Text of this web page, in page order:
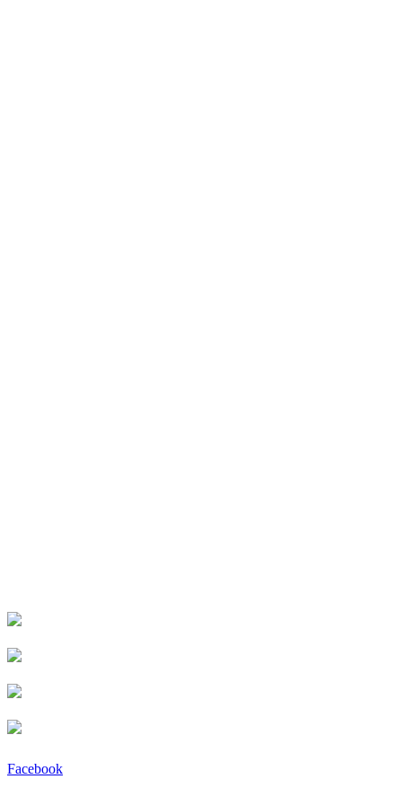
Facebook